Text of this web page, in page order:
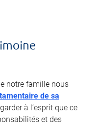
notre famille nous
de sa
à l’esprit que ce
et des